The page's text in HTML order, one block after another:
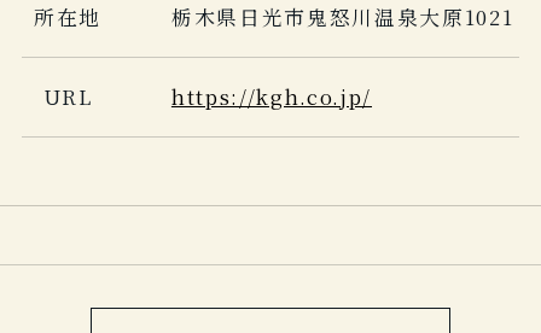
所在地 栃木県日光市鬼怒川温泉大原1021
URL https://kgh.co.jp/